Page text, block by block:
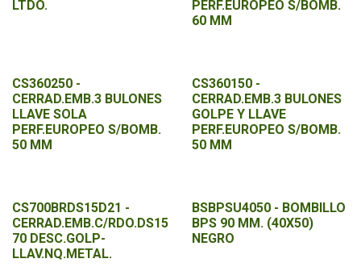
LTDO.
PERF.EUROPEO S/BOMB.
60 MM
CS360250 -
CERRAD.EMB.3 BULONES
LLAVE SOLA
PERF.EUROPEO S/BOMB.
50 MM
CS360150 -
CERRAD.EMB.3 BULONES
GOLPE Y LLAVE
PERF.EUROPEO S/BOMB.
50 MM
CS700BRDS15D21 -
CERRAD.EMB.C/RDO.DS15
70 DESC.GOLP-
LLAV.NQ.METAL.
BSBPSU4050 - BOMBILLO
BPS 90 MM. (40X50)
NEGRO